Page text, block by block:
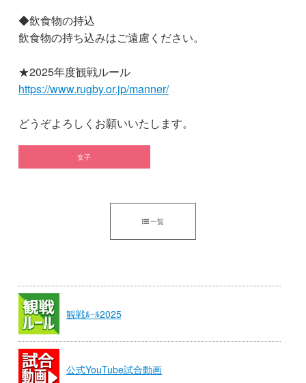
◆飲食物の持込
飲食物の持ち込みはご遠慮ください。
★2025年度観戦ルール
https://www.rugby.or.jp/manner/
どうぞよろしくお願いいたします。
女子
一覧
観戦ﾙｰﾙ2025
公式YouTube試合動画